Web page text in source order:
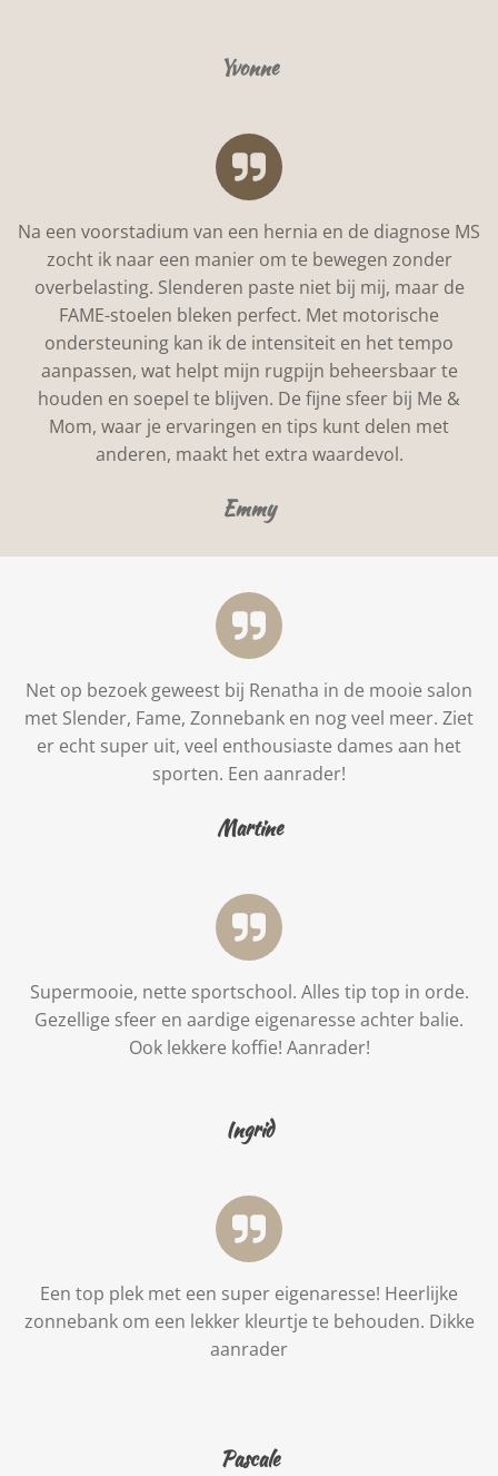
Yvonne
Na een voorstadium van een hernia en de diagnose MS
zocht ik naar een manier om te bewegen zonder
overbelasting. Slenderen paste niet bij mij, maar de
FAME-stoelen bleken perfect. Met motorische
ondersteuning kan ik de intensiteit en het tempo
aanpassen, wat helpt mijn rugpijn beheersbaar te
houden en soepel te blijven. De fijne sfeer bij Me &
Mom, waar je ervaringen en tips kunt delen met
anderen, maakt het extra waardevol.
Emmy
Net op bezoek geweest bij Renatha in de mooie salon
met Slender, Fame, Zonnebank en nog veel meer. Ziet
er echt super uit, veel enthousiaste dames aan het
sporten. Een aanrader!
Martine
Supermooie, nette sportschool. Alles tip top in orde.
Gezellige sfeer en aardige eigenaresse achter balie.
Ook lekkere koffie! Aanrader!
Ingrid
Een top plek met een super eigenaresse! Heerlijke
zonnebank om een lekker kleurtje te behouden. Dikke
aanrader
Pascale